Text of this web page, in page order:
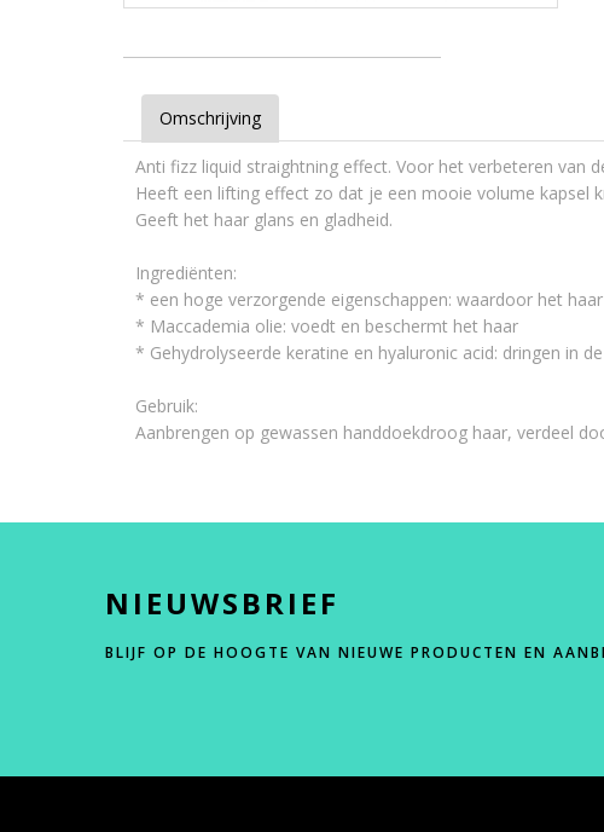
Omschrijving
Anti fizz liquid straightning effect. Voor het verbeteren van
Heeft een lifting effect zo dat je een mooie volume kapsel
Geeft het haar glans en gladheid.
Ingrediënten:
* een hoge verzorgende eigenschappen: waardoor het
* Maccademia olie: voedt en beschermt het haar
* Gehydrolyseerde keratine en hyaluronic acid: dringen in
Gebruik:
Aanbrengen op gewassen handdoekdroog haar, verdeel
NIEUWSBRIEF
BLIJF OP DE HOOGTE VAN NIEUWE PRODUCTEN EN